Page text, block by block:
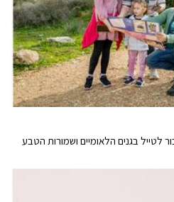
לטייל בגנים הלאומיים ושמורות הטבע